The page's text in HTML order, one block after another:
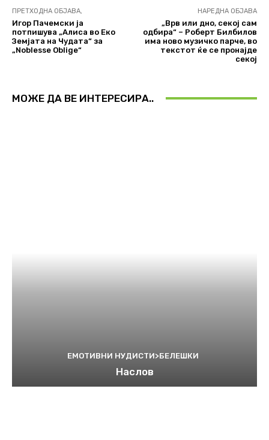
ПРЕТХОДНА ОБЈАВА,
Игор Пачемски ја
потпишува „Алиса во Еко
Земјата на Чудата“ за
„Noblesse Oblige“
НАРЕДНА ОБЈАВА
„Врв или дно, секој сам
одбира“ – Роберт Билбилов
има ново музичко парче, во
текстот ќе се пронајде
секој
МОЖЕ ДА ВЕ ИНТЕРЕСИРА..
ЕМОТИВНИ НУДИСТИ>БЕЛЕШКИ
Наслов